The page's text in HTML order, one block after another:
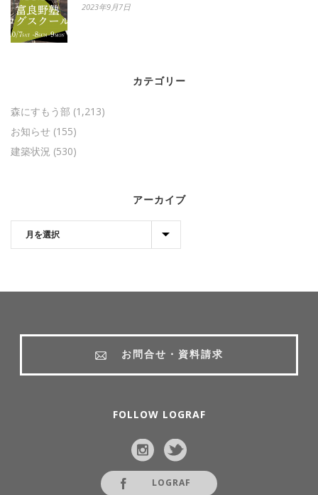
2023年9月7日
カテゴリー
森にすもう部 (1,213)
お知らせ (155)
建築状況 (530)
アーカイブ
お問合せ・資料請求
FOLLOW LOGRAF
LOGRAF